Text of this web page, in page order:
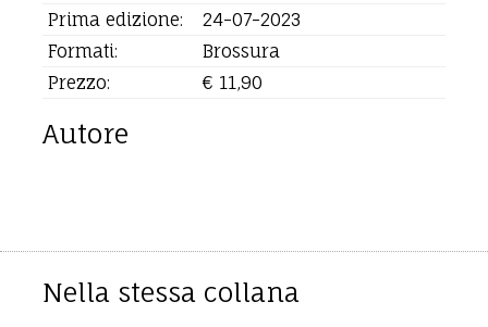
Prima edizione:
24-07-2023
Formati:
Brossura
Prezzo:
€ 11,90
Autore
Nella stessa collana